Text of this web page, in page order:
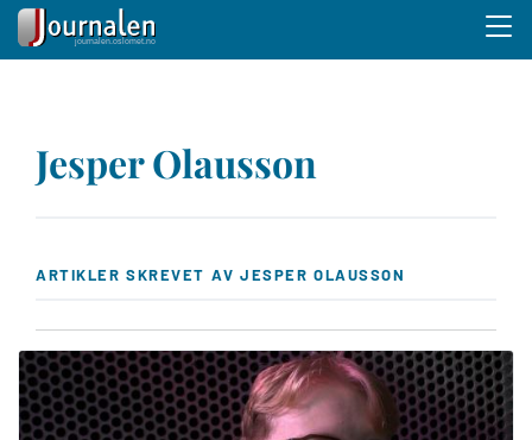
hovedinnhold
Jesper Olausson
ARTIKLER SKREVET AV JESPER OLAUSSON